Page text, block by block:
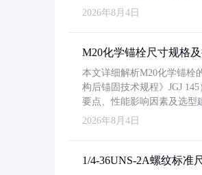
2026年8月4日
M20化学锚栓尺寸规格
本文详细解析M20化学锚栓
构后锚固技术规程》JGJ
要点、性能影响因素及选型
2026年8月4日
1/4-36UNS-2A螺纹标准